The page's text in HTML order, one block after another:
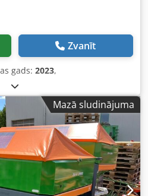
Zvanīt
gads: 2023,
Mazā sludinājuma